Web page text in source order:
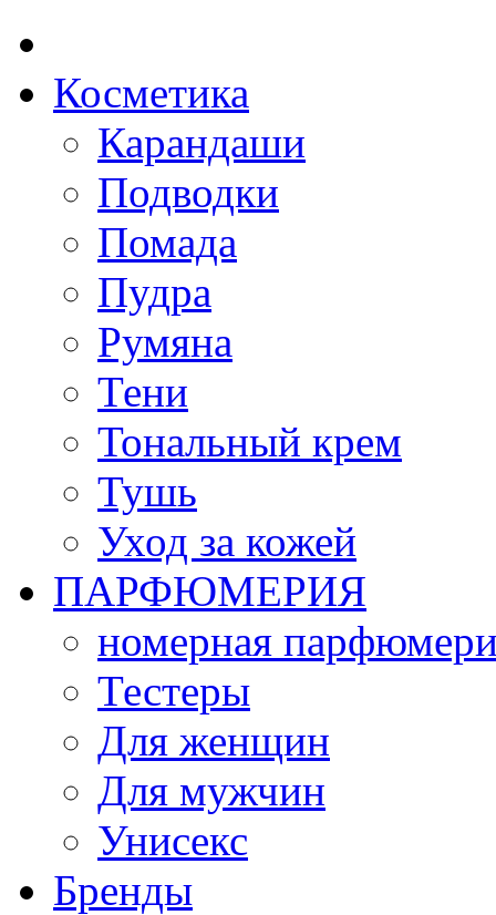
Косметика
Карандаши
Подводки
Помада
Пудра
Румяна
Тени
Тональный крем
Тушь
Уход за кожей
ПАРФЮМЕРИЯ
номерная
Тестеры
Для женщин
Для мужчин
Унисекс
Бренды